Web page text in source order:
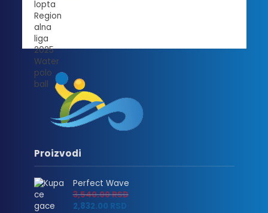
Proizvodi
Perfect Wave
3,540.00RSD
2,832.00 RSD